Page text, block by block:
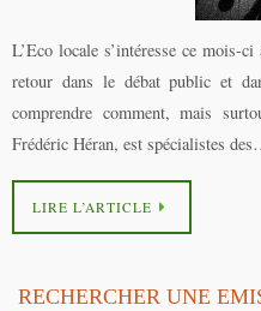
L’Eco locale s’intéresse ce mois-
retour dans le débat public et
comprendre comment, mais
Frédéric Héran, est spécialistes
LIRE L’ARTICLE
RECHERCHER UNE